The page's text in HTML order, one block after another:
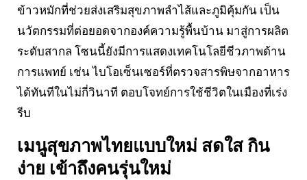
ข้าวหมักที่ช่วยส่งเสริมสุขภาพลำไส้และภูมิคุ้มกัน เป็น
นวัตกรรมที่ต่อยอดจากองค์ความรู้พื้นบ้าน มาสู่การผลิต
ระดับสากล โซนนี้ยังมีการแสดงเทคโนโลยีชีวภาพด้าน
การแพทย์ เช่น ไบโอเซ็นเซอร์ที่ตรวจสารพิษจากอาหาร
ได้ทันทีในไม่กี่วินาที ตอบโจทย์การใช้ชีวิตในเมืองที่เร่ง
รีบ
เมนูสุขภาพไทยแบบใหม่ สดใส กิน
ง่าย เข้าถึงคนรุ่นใหม่